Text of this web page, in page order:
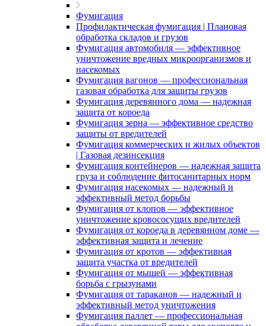
Фумигация
Профилактическая фумигация | Плановая
обработка складов и грузов
Фумигация автомобиля — эффективное
уничтожение вредных микроорганизмов и
насекомых
Фумигация вагонов — профессиональная
газовая обработка для защиты грузов
Фумигация деревянного дома — надежная
защита от короеда
Фумигация зерна — эффективное средство
защиты от вредителей
Фумигация коммерческих и жилых объектов
| Газовая дезинсекция
Фумигация контейнеров — надежная защита
груза и соблюдение фитосанитарных норм
Фумигация насекомых — надежный и
эффективный метод борьбы
Фумигация от клопов — эффективное
уничтожение кровососущих вредителей
Фумигация от короеда в деревянном доме —
эффективная защита и лечение
Фумигация от кротов — эффективная
защита участка от вредителей
Фумигация от мышей — эффективная
борьба с грызунами
Фумигация от тараканов — надежный и
эффективный метод уничтожения
Фумигация паллет — профессиональная